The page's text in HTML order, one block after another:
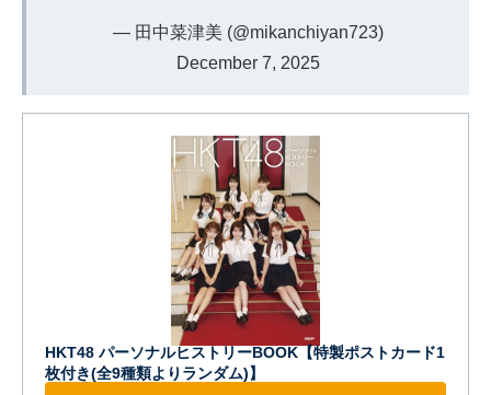
— 田中菜津美 (@mikanchiyan723)
December 7, 2025
HKT48 パーソナルヒストリーBOOK【特製ポストカード1
枚付き(全9種類よりランダム)】